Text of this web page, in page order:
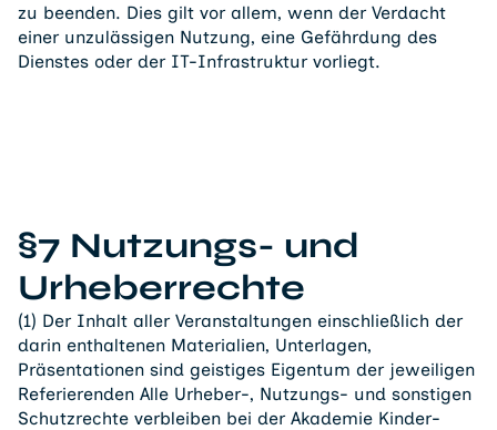
zu beenden. Dies gilt vor allem, wenn der Verdacht
einer unzulässigen Nutzung, eine Gefährdung des
Dienstes oder der IT-Infrastruktur vorliegt.
§7 Nutzungs- und
Urheberrechte
(1) Der Inhalt aller Veranstaltungen einschließlich der
darin enthaltenen Materialien, Unterlagen,
Präsentationen sind geistiges Eigentum der jeweiligen
Referierenden Alle Urheber-, Nutzungs- und sonstigen
Schutzrechte verbleiben bei der Akademie Kinder-